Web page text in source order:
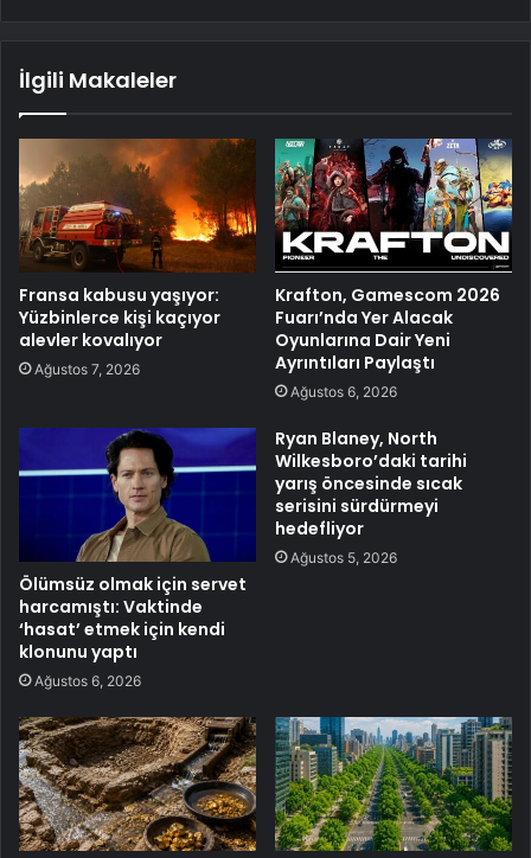
İlgili Makaleler
Fransa kabusu yaşıyor:
Yüzbinlerce kişi kaçıyor
alevler kovalıyor
Ağustos 7, 2026
Krafton, Gamescom 2026
Fuarı’nda Yer Alacak
Oyunlarına Dair Yeni
Ayrıntıları Paylaştı
Ağustos 6, 2026
Ölümsüz olmak için servet
harcamıştı: Vaktinde
‘hasat’ etmek için kendi
klonunu yaptı
Ağustos 6, 2026
Ryan Blaney, North
Wilkesboro’daki tarihi
yarış öncesinde sıcak
serisini sürdürmeyi
hedefliyor
Ağustos 5, 2026